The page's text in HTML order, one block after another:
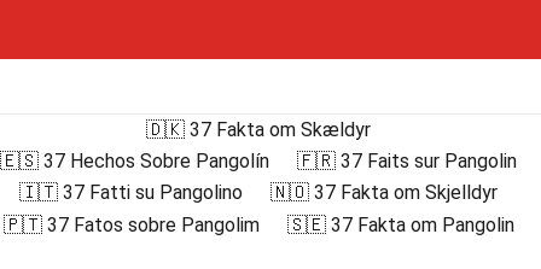
🇩🇰 37 Fakta om Skældyr
🇪🇸 37 Hechos Sobre Pangolín
🇫🇷 37 Faits sur Pangolin
🇮🇹 37 Fatti su Pangolino
🇳🇴 37 Fakta om Skjelldyr
🇵🇹 37 Fatos sobre Pangolim
🇸🇪 37 Fakta om Pangolin